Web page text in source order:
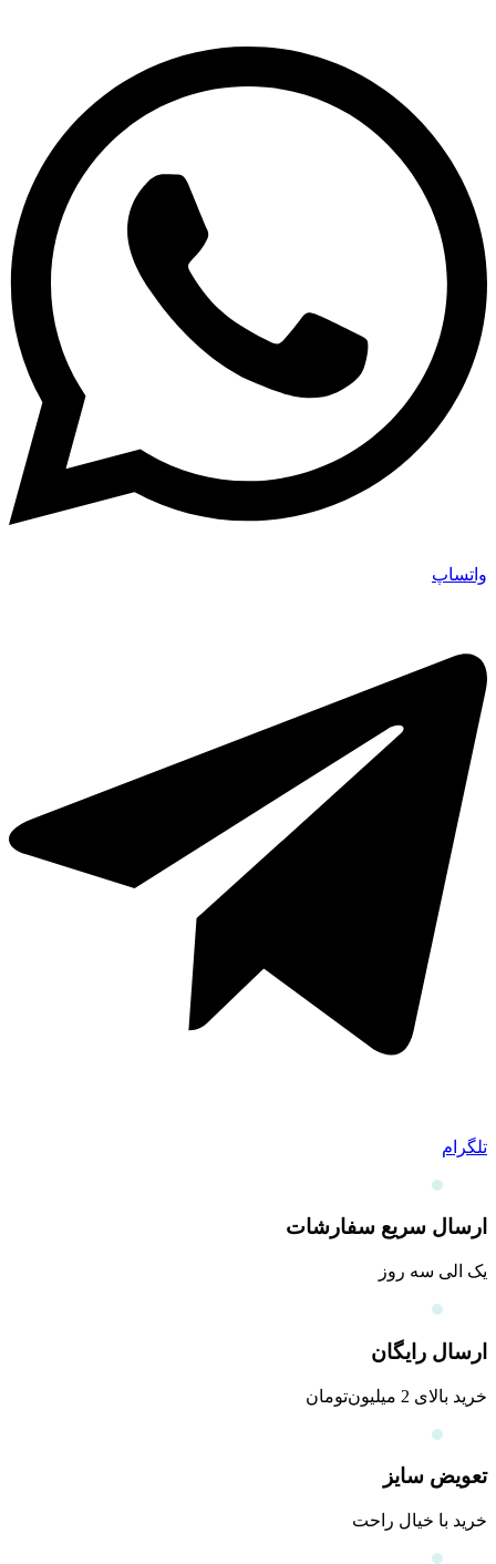
واتساپ
تلگرام
ارسال سریع سفارشات
یک الی سه روز
ارسال رایگان
خرید بالای 2 میلیون‌تومان
تعویض سایز
خرید با خیال راحت